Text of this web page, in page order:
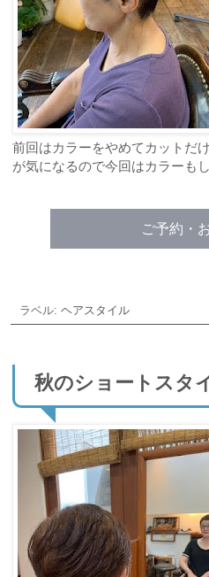
前回はカラーをやめてカットだ
が気になるので今回はカラーも
ご予約・
ラベル: ヘアスタイル
秋のショートスタ